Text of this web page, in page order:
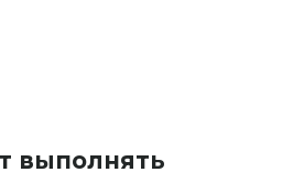
выполнять